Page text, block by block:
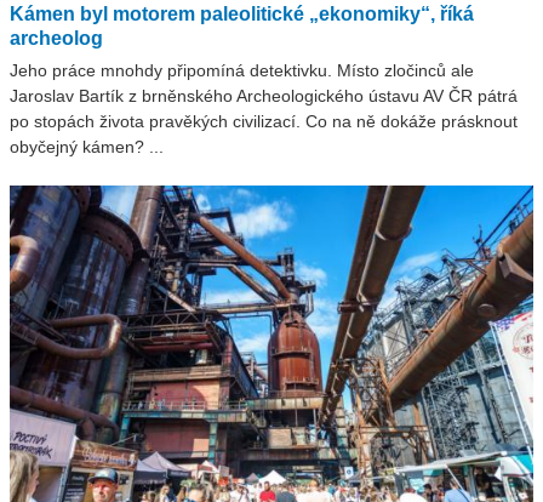
Kámen byl motorem paleolitické „ekonomiky“, říká
archeolog
Jeho práce mnohdy připomíná detektivku. Místo zločinců ale
Jaroslav Bartík z brněnského Archeologického ústavu AV ČR pátrá
po stopách života pravěkých civilizací. Co na ně dokáže prásknout
obyčejný kámen? ...